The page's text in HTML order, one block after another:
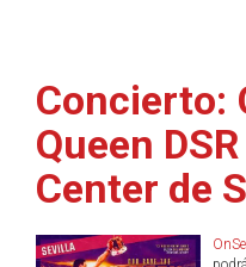
Concierto:
Queen
Center de